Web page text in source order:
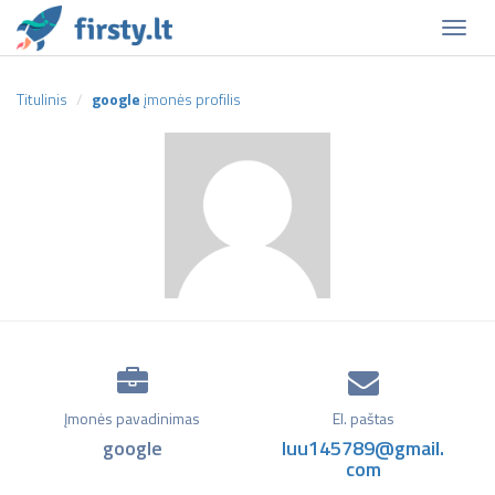
Titulinis google įmonės profilis
Įmonės pavadinimas
google
El. paštas
luu145789@gmail.
com